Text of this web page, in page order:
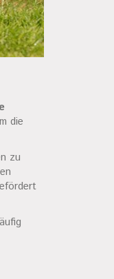
die
zu